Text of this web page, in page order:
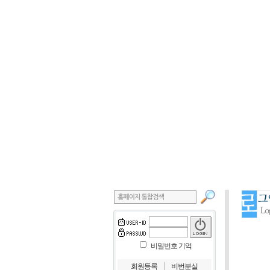
비밀번호 기억
회원등록 비번분실